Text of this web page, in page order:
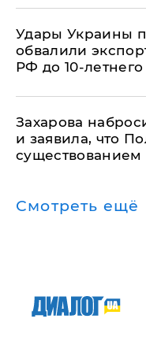
Удары Украины
обвалили
РФ до 10-
​Захарова
и заявила, что
существованием
Смотреть ещё